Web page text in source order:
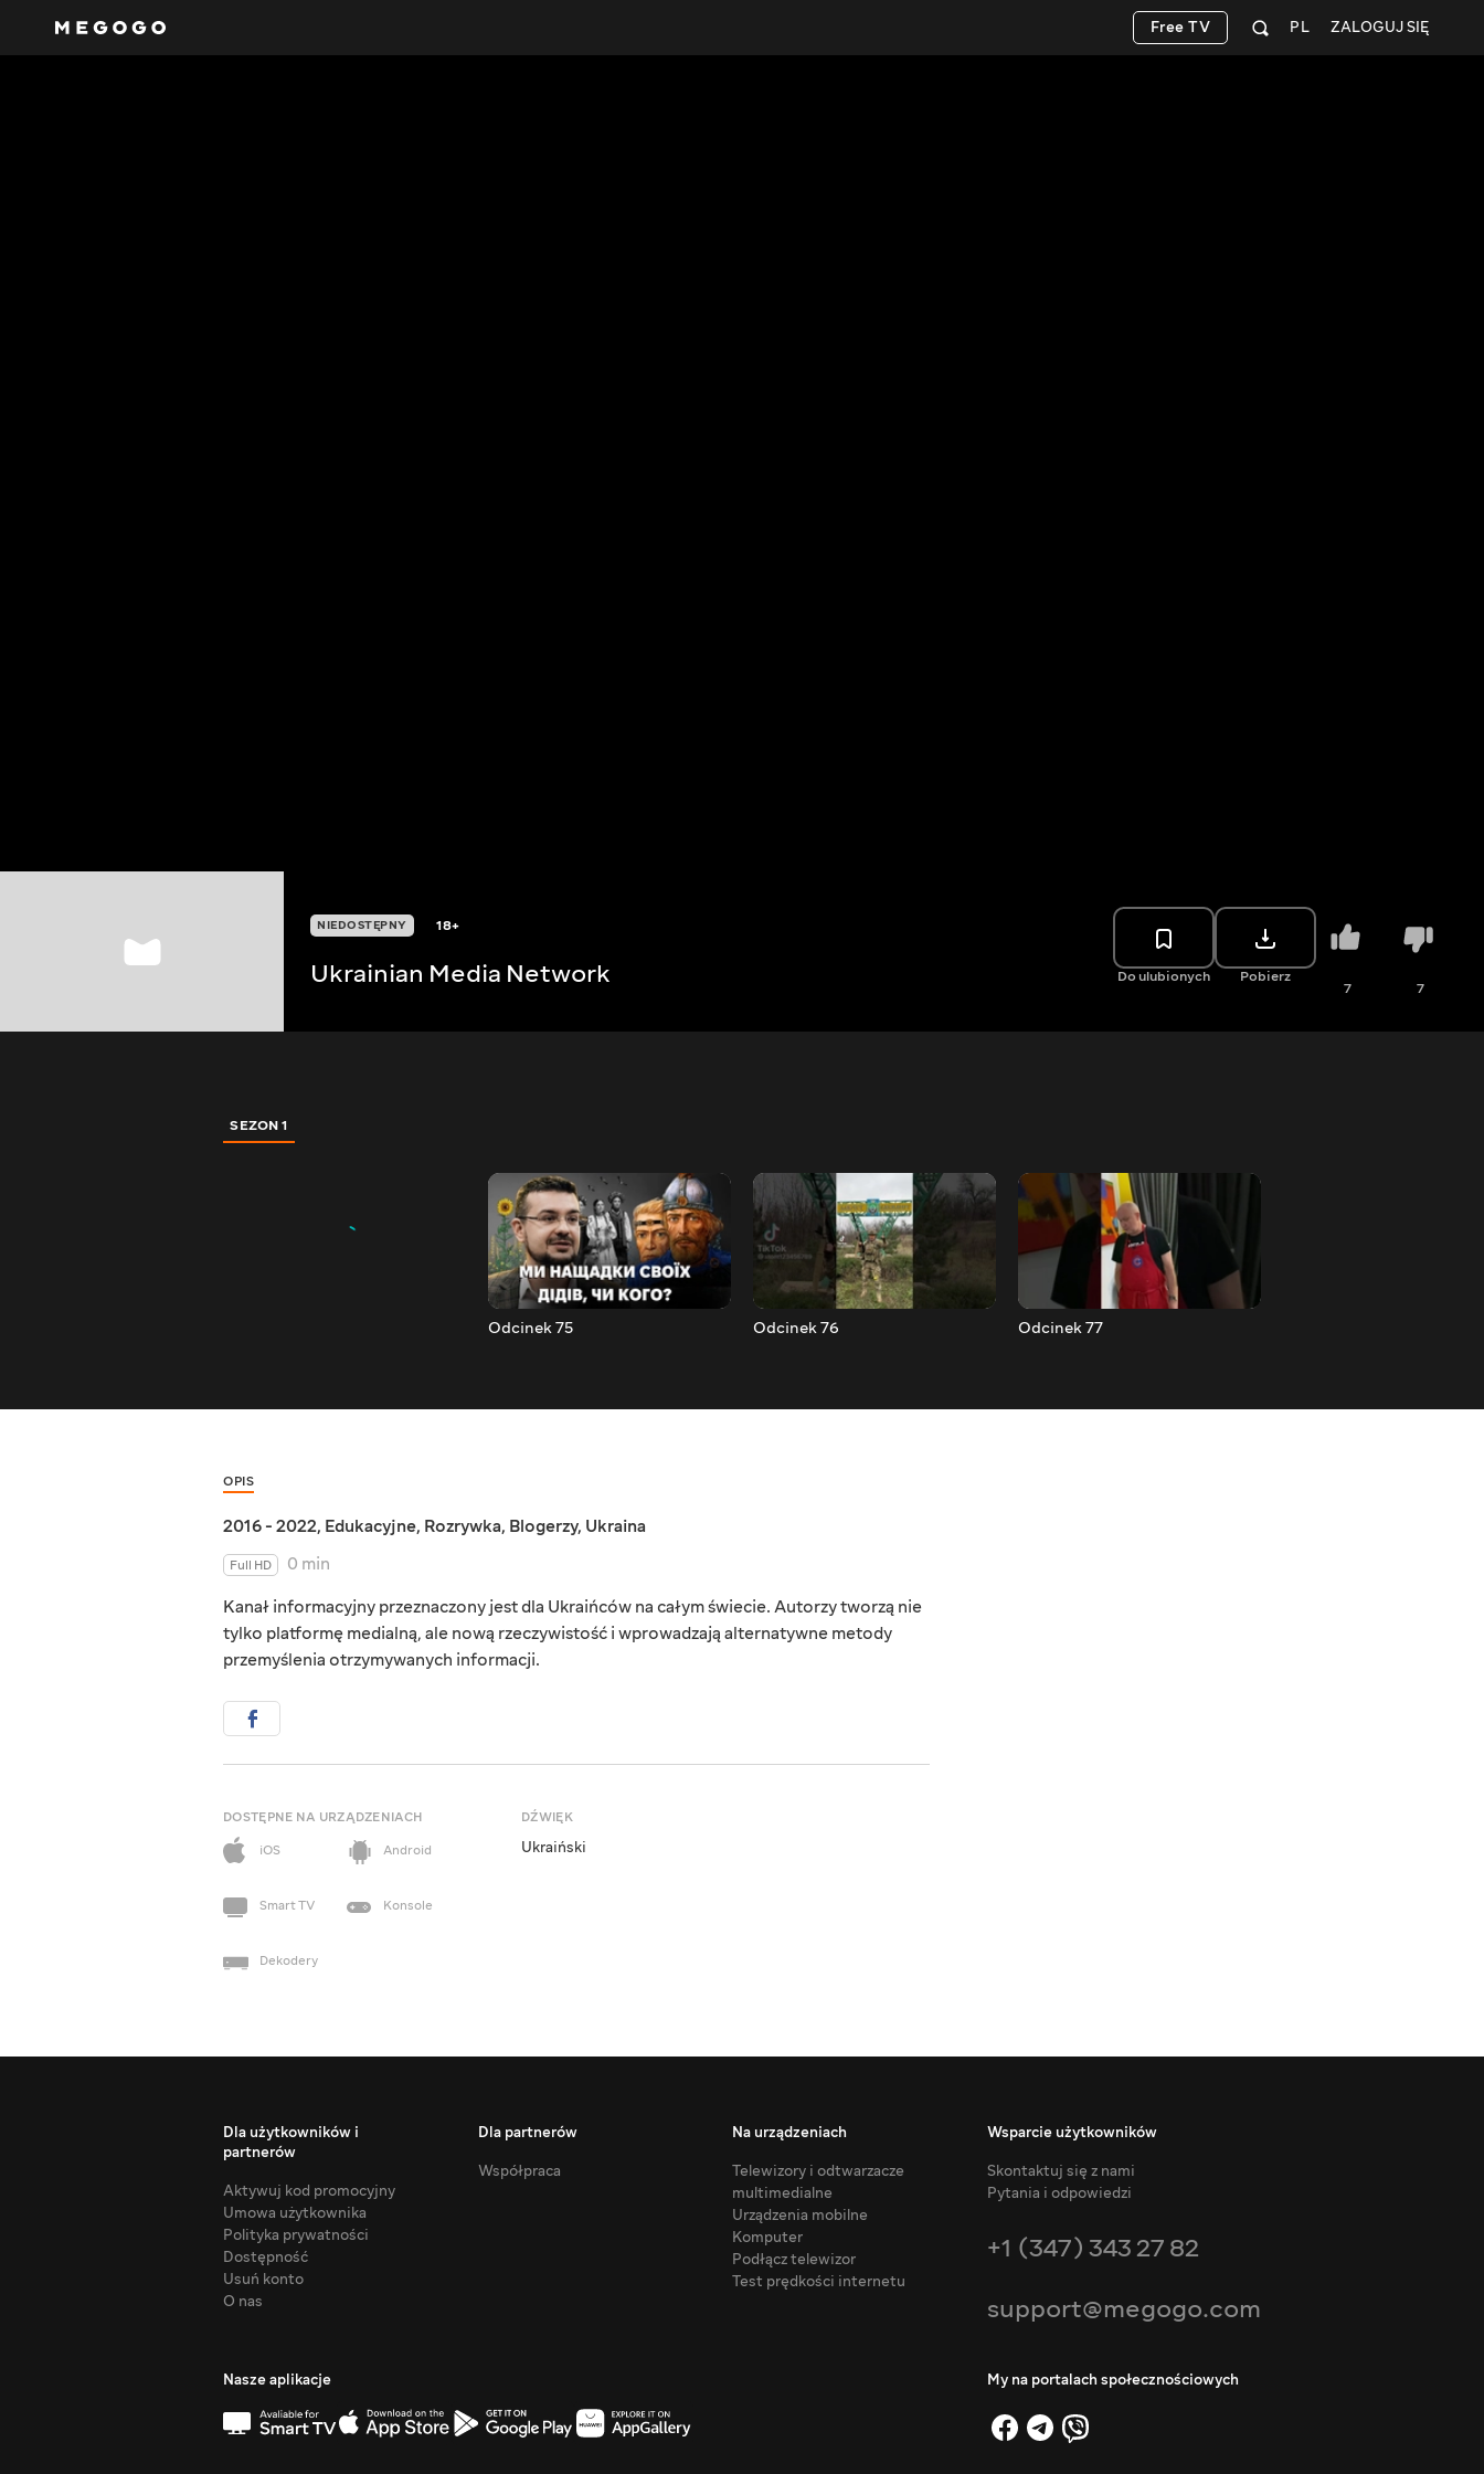
ZALOGUJ SIĘ
PL
Free TV
NIEDOSTĘPNY 18+
Ukrainian Media Network Do ulubionych Pobierz
7 7
SEZON 1
Odcinek 75 Odcinek 76 Odcinek 77
OPIS
2016 - 2022, Edukacyjne, Rozrywka, Blogerzy, Ukraina
Full HD
0 min
Kanał informacyjny przeznaczony jest dla Ukraińców na całym świecie. Autorzy tworzą nie
tylko platformę medialną, ale nową rzeczywistość i wprowadzają alternatywne metody
przemyślenia otrzymywanych informacji.
DOSTĘPNE NA URZĄDZENIACH
iOS
Android
Smart TV Konsole
Dekodery
DŹWIĘK
Ukraiński
Dla użytkowników i
partnerów
Aktywuj kod promocyjny
Umowa użytkownika
Polityka prywatności
Dostępność
Usuń konto
O nas
Dla partnerów
Współpraca
Na urządzeniach
Telewizory i odtwarzacze
multimedialne
Urządzenia mobilne
Komputer
Podłącz telewizor
Test prędkości internetu
Wsparcie użytkowników
Skontaktuj się z nami
Pytania i odpowiedzi
+1 (347) 343 27 82
support@megogo.com
Nasze aplikacje My na portalach społecznościowych